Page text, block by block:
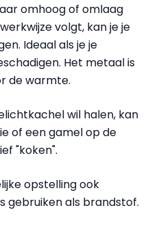
omhoog of omlaag
volgt, kan je je
Ideaal als je je
Het metaal is
de warmte.
wil halen, kan
of een gamel op de
"koken".
opstelling ook
gebruiken als brandstof.